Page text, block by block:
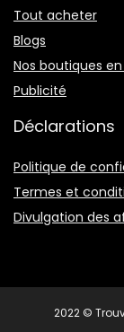
Tout acheter
Blogs
Nos boutiques
Publicité
Déclarations
Politique de
Termes et
Divulgation des
2022 ©